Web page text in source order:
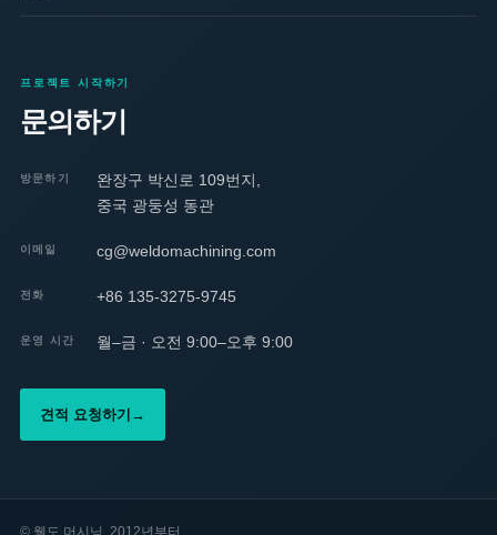
프로젝트 시작하기
문의하기
방문하기
완장구 박신로 109번지,
중국 광둥성 동관
이메일 cg@weldomachining.com
전화 +86 135-3275-9745
운영 시간 월–금 · 오전 9:00–오후 9:00
견적 요청하기 →
© 웰도 머시닝. 2012년부터.